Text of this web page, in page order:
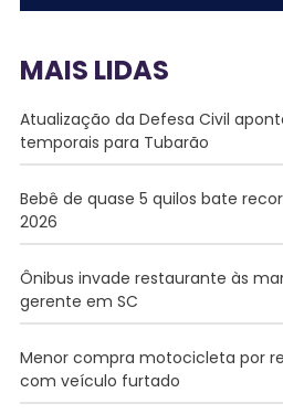
MAIS LIDAS
Atualização da Defesa Civil
temporais para Tubarão
Bebê de quase 5 quilos bate
2026
Ônibus invade restaurante às
gerente em SC
Menor compra motocicleta por
com veículo furtado